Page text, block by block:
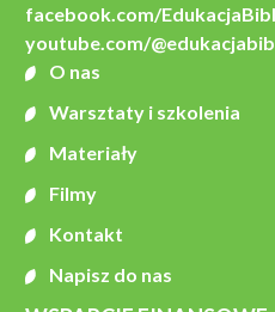
facebook.com/
youtube.com/
O nas
Warsztaty i szkolenia
Materiały
Filmy
Kontakt
Napisz do nas